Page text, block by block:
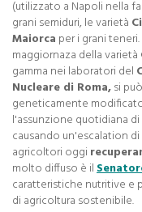
(utilizzato a Napoli nella
grani semiduri, le varietà
Maiorca per i grani
maggiornaza della varietà
gamma nei laboratori del
Nucleare di Roma,si
geneticamente
l'assunzione quotidiana
causando un'escalation
agricoltori oggi
molto diffuso è il
caratteristiche nutritive e
di agricoltura sostenibile.